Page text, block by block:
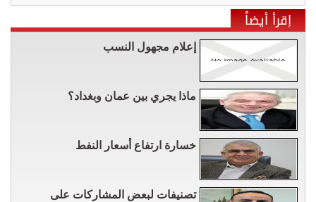
إقرأ أيضاً
إعلام مجهول النسب
ماذا يجري بين عمان وبغداد؟
خسارة ارتفاع أسعار النفط
تصنيفات لبعض المشاركات على